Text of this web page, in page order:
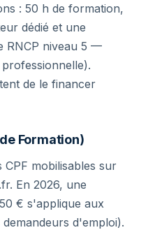
: 50 h de formation,
dédié et une
RNCP niveau 5 —
de le financer
Formation)
mobilisables sur
En 2026, une
€ s'applique aux
d'emploi).